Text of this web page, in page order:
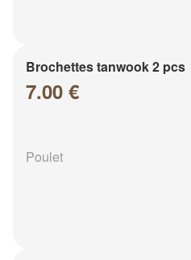
Brochettes tanwook 2 pcs
7.00 €
Poulet